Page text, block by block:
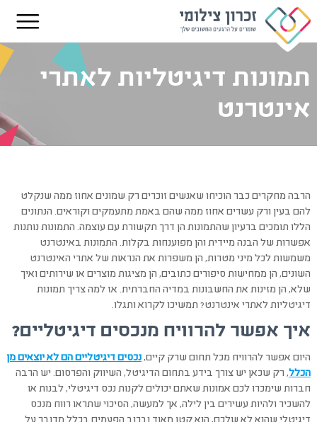
תמונות דיגיטליות לאתרי
אינטרנט
הרבה מחקרים כבר הוכיחו שאנשים זוכרים רק שמונים אחוז ממה שנקלט
להם בעין ורק עשרים אחוז ממה שהם באמת מתעמקים וקוראים. הנתונים
הללו תומכים ברעיון שהתמונות הן דרך תקשורת עם עוצמה. התמונות נותנות
אפשרות של הבנה מיידית והן מפוענחות בקלות. התמונות באינטרנט
משמשות לכל מיני מטרות, הן משפרות את הנראות של אתרי האינטרנט
השונים, הן ממחישות סיפורים כתובים, הן מציגות מוצרים או שירותים ואיך
שלא, הן מזינות את החשבונות במדיה החברתית. אז למה צריך תמונות
דיגיטליות לאתרי אינטרנט? תמשיכו לקרוא ותגלו.
איך אפשר להרוויח מנכסים דיגיטליים?
היום אפשר להרוויח מכל תחום שרק קיים,נכסיםדיגיטלייםהםלאיוצאיםמן
הכלל, רק שכאן יש צורך בידע בתחום הדיגיטל, השיווק והפרסום. יש הרבה
חברות שימכרו לכם אמונות שאתם יכולים לקנות נכס דיגיטלי, לבנות או
להשכיר ולהיות עשירים בין לילה, אך למעשה, הסיכוי שתראו רווח מנכס